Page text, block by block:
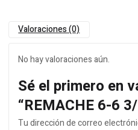
Valoraciones (0)
No hay valoraciones aún.
Sé el primero en
“REMACHE 6-6
Tu dirección de correo